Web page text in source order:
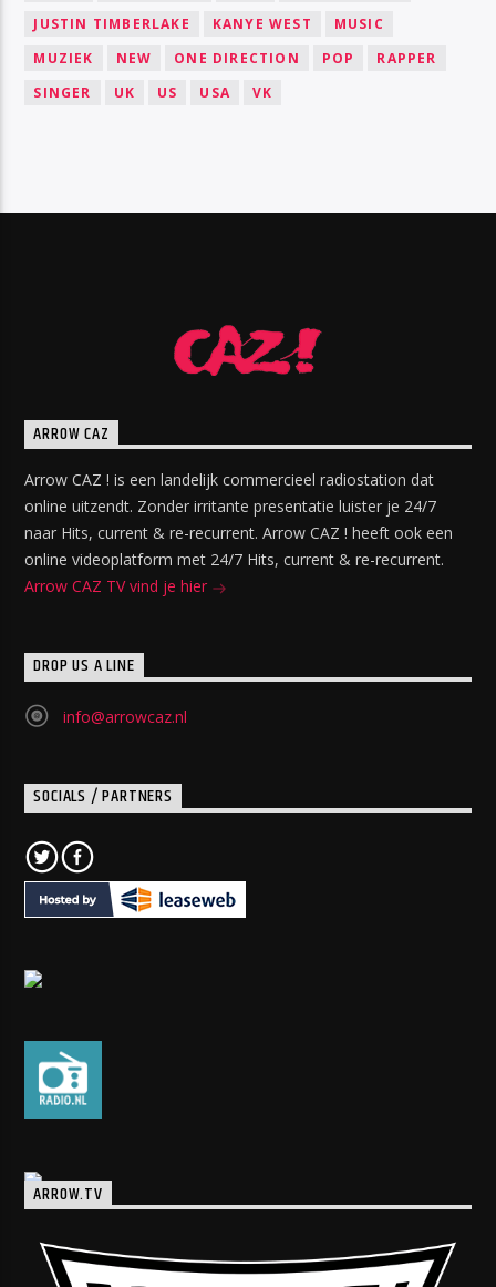
JUSTIN TIMBERLAKE
KANYE WEST
MUSIC
MUZIEK
NEW ONE DIRECTION POP
RAPPER
SINGER
UK US USA VK
ARROW CAZ
Arrow CAZ ! is een landelijk commercieel radiostation dat
online uitzendt. Zonder irritante presentatie luister je 24/7
naar Hits, current & re-recurrent. Arrow CAZ ! heeft ook een
online videoplatform met 24/7 Hits, current & re-recurrent.
Arrow CAZ TV vind je hier
DROP US A LINE
info@arrowcaz.nl
SOCIALS / PARTNERS
ARROW.TV